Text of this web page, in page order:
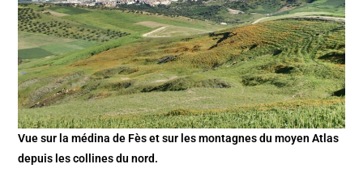
Vue sur la médina de Fès et sur les montagnes du moyen Atlas
depuis les collines du nord.